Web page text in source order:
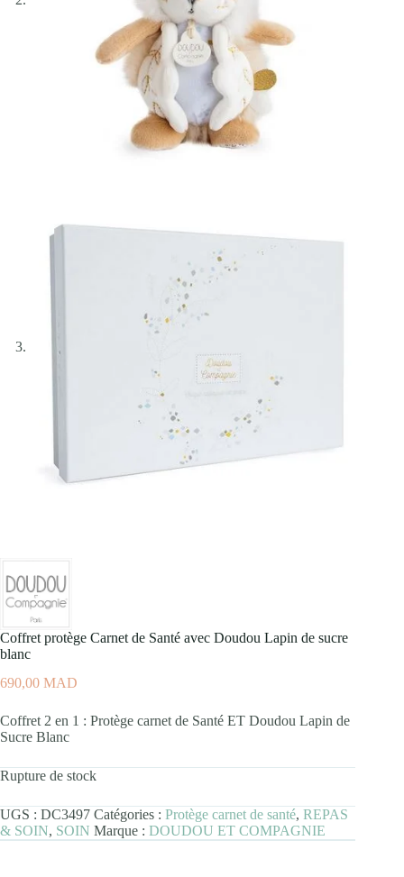
Coffret protège Carnet de Santé avec Doudou Lapin de sucre
blanc
690,00 MAD
Coffret 2 en 1 : Protège carnet de Santé ET Doudou Lapin de
Sucre Blanc
Rupture de stock
UGS : DC3497 Catégories : Protège carnet de santé, REPAS
& SOIN, SOIN Marque : DOUDOU ET COMPAGNIE